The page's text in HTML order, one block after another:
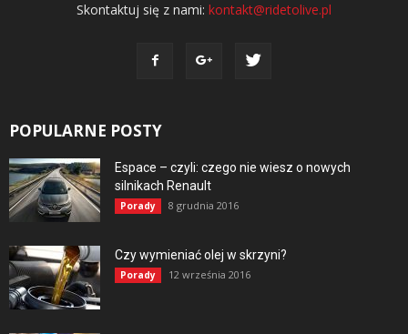
Skontaktuj się z nami: kontakt@ridetolive.pl
POPULARNE POSTY
Espace – czyli: czego nie wiesz o nowych
silnikach Renault
Porady 8 grudnia 2016
Czy wymieniać olej w skrzyni?
Porady 12 września 2016